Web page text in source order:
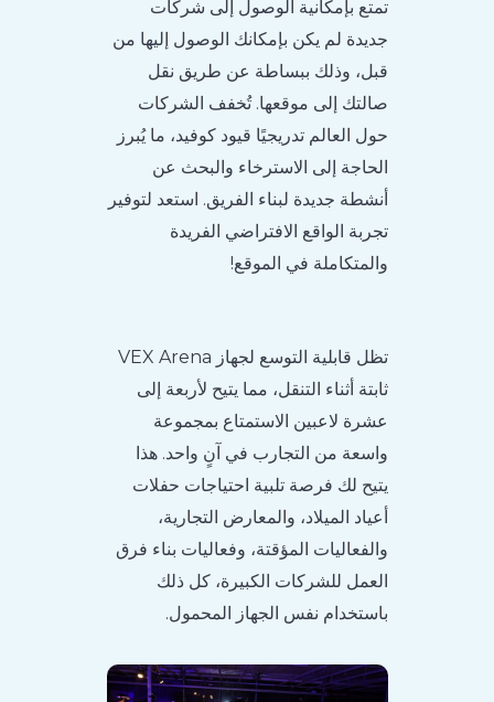
تمتع بإمكانية الوصول إلى شركات
جديدة لم يكن بإمكانك الوصول إليها من
قبل، وذلك ببساطة عن طريق نقل
صالتك إلى موقعها. تُخفف الشركات
حول العالم تدريجيًا قيود كوفيد، ما يُبرز
الحاجة إلى الاسترخاء والبحث عن
أنشطة جديدة لبناء الفريق. استعد لتوفير
تجربة الواقع الافتراضي الفريدة
والمتكاملة في الموقع!
تظل قابلية التوسع لجهاز VEX Arena
ثابتة أثناء التنقل، مما يتيح لأربعة إلى
عشرة لاعبين الاستمتاع بمجموعة
واسعة من التجارب في آنٍ واحد. هذا
يتيح لك فرصة تلبية احتياجات حفلات
أعياد الميلاد، والمعارض التجارية،
والفعاليات المؤقتة، وفعاليات بناء فرق
العمل للشركات الكبيرة، كل ذلك
باستخدام نفس الجهاز المحمول.